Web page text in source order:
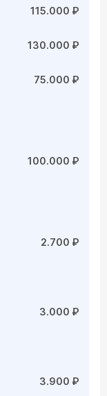
115.000 ₽
130.000 ₽
75.000 ₽
100.000 ₽
2.700 ₽
3.000 ₽
3.900 ₽